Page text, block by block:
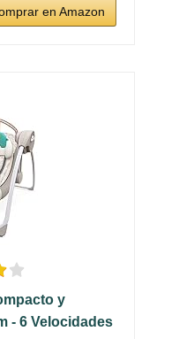
en Amazon
y
- 6 Velocidades